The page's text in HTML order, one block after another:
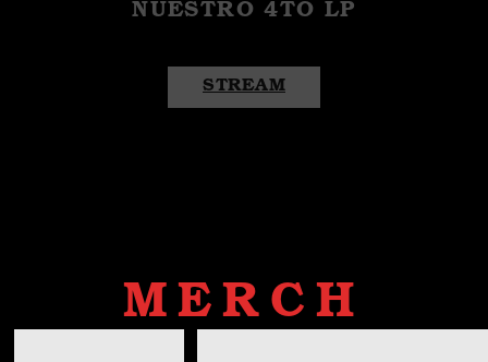
NUESTRO 4TO LP
STREAM
MERCH